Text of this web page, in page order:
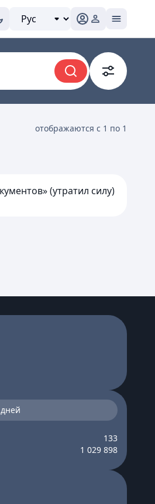
отображаются с 1 по 1
(утратил силу)
133
1 029 898